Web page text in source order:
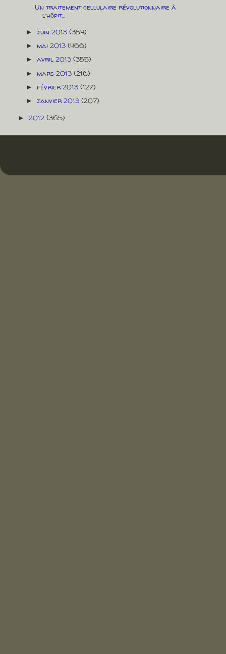
Un traitement cellulaire révolutionnaire à
l’hôpit...
►juin 2013(354)
►mai 2013(466)
►avril 2013(355)
►mars 2013(216)
►février 2013(127)
►janvier 2013(207)
► 2012 (365)